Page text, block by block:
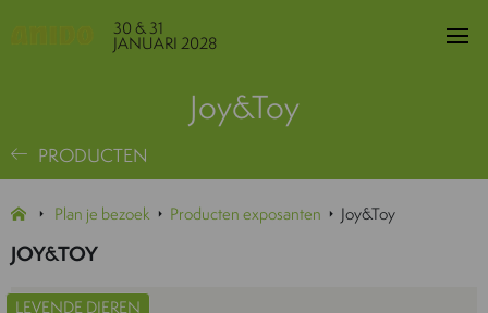
30 & 31
JANUARI 2028
Joy&Toy
PRODUCTEN
Plan je bezoek Producten exposanten Joy&Toy
JOY&TOY
LEVENDE DIEREN